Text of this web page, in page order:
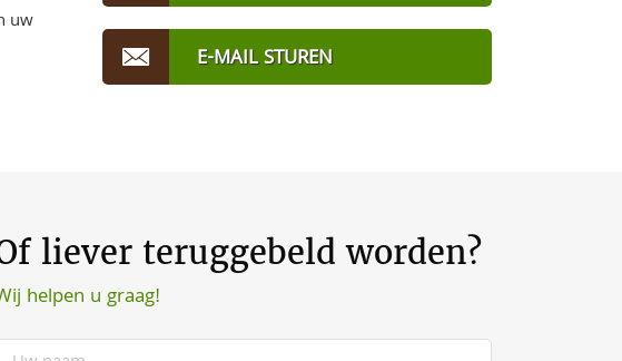
uw
E-MAIL STUREN
liever teruggebeld worden?
helpen u graag!